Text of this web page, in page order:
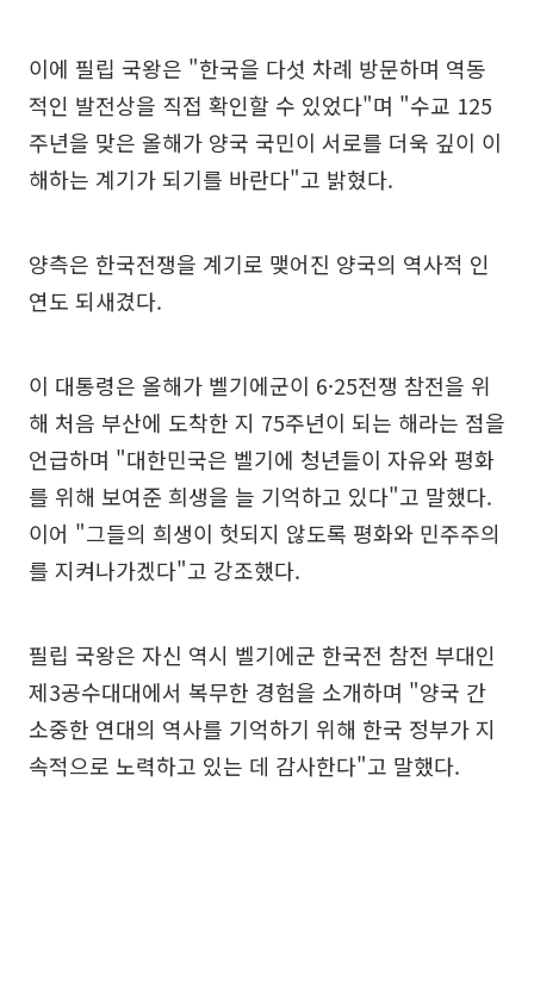
이에 필립 국왕은 "한국을 다섯 차례 방문하며 역동
적인 발전상을 직접 확인할 수 있었다"며 "수교 125
주년을 맞은 올해가 양국 국민이 서로를 더욱 깊이 이
해하는 계기가 되기를 바란다"고 밝혔다.
양측은 한국전쟁을 계기로 맺어진 양국의 역사적 인
연도 되새겼다.
이 대통령은 올해가 벨기에군이 6·25전쟁 참전을 위
해 처음 부산에 도착한 지 75주년이 되는 해라는 점을
언급하며 "대한민국은 벨기에 청년들이 자유와 평화
를 위해 보여준 희생을 늘 기억하고 있다"고 말했다.
이어 "그들의 희생이 헛되지 않도록 평화와 민주주의
를 지켜나가겠다"고 강조했다.
필립 국왕은 자신 역시 벨기에군 한국전 참전 부대인
제3공수대대에서 복무한 경험을 소개하며 "양국 간
소중한 연대의 역사를 기억하기 위해 한국 정부가 지
속적으로 노력하고 있는 데 감사한다"고 말했다.